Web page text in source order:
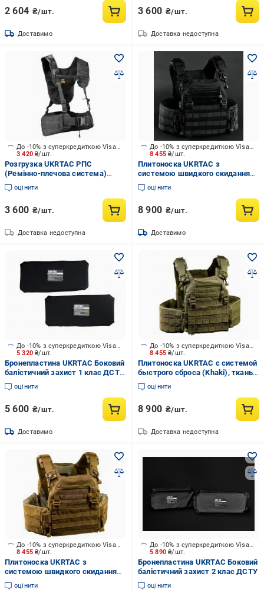
2 604 ₴/шт.
Доставимо
3 600 ₴/шт.
Доставка недоступна
3 420₴/шт.
До -10% з суперкредиткою Visa Вигода
Розгрузка UKRTAC РПС
(Ремінно-плечова система)
Black
оцінити
3 600 ₴/шт.
Доставка недоступна
8 455₴/шт.
До -10% з суперкредиткою Visa Вигода
Плитоноска UKRTAC з
системою швидкого скидання
(Black), тканина Cordura 500
оцінити
8 900 ₴/шт.
Доставимо
5 320₴/шт.
До -10% з суперкредиткою Visa Вигода
Бронепластина UKRTAC Боковий
балістичний захист 1 клас ДСТУ
(2шт)
оцінити
5 600 ₴/шт.
Доставимо
8 455₴/шт.
До -10% з суперкредиткою Visa Вигода
Плитоноска UKRTAC с системой
быстрого сброса (Khaki), ткань
Cordura 500
оцінити
8 900 ₴/шт.
Доставка недоступна
8 455₴/шт.
До -10% з суперкредиткою Visa Вигода
Плитоноска UKRTAC з
системою швидкого скидання
(Coyote), тканина Cordura 500
оцінити
5 890₴/шт.
До -10% з суперкредиткою Visa Вигода
Бронепластина UKRTAC Боковий
балістичний захист 2 клас ДСТУ
оцінити